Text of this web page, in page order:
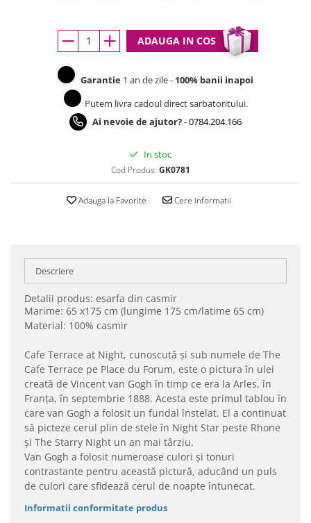
ADAUGA IN COS
Garantie 1 an de zile - 100% banii inapoi
Putem livra cadoul direct sarbatoritului.
Ai nevoie de ajutor?-0784.204.166
In stoc
Cod Produs: GK0781
Adauga la Favorite Cere informatii
Descriere
Detalii produs: esarfa din casmir
Marime: 65 x175 cm (lungime 175 cm/latime 65 cm)
Material: 100% casmir
Cafe Terrace at Night, cunoscută și sub numele de The
Cafe Terrace pe Place du Forum, este o pictura în ulei
creată de Vincent van Gogh în timp ce era la Arles, în
Franța, în septembrie 1888. Acesta este primul tablou în
care van Gogh a folosit un fundal înstelat. El a continuat
să picteze cerul plin de stele în Night Star peste Rhone
și The Starry Night un an mai târziu.
Van Gogh a folosit numeroase culori și tonuri
contrastante pentru această pictură, aducând un puls
de culori care sfidează cerul de noapte întunecat.
Informatii conformitate produs